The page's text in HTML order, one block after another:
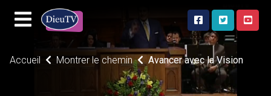
Accueil Montrer le chemin Avancer avec la Vision